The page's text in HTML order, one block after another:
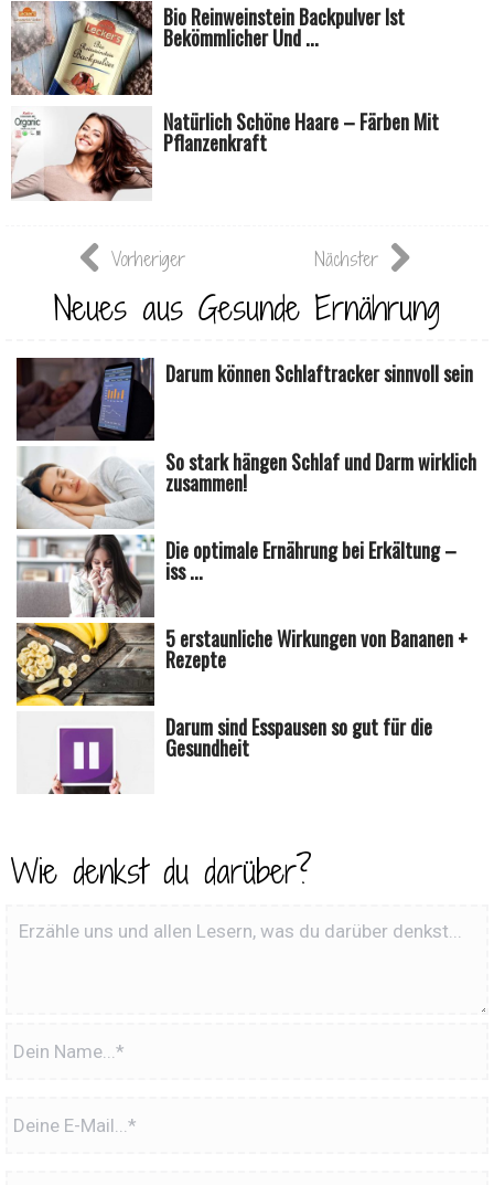
Bio Reinweinstein Backpulver Ist
Bekömmlicher Und ...
Natürlich Schöne Haare – Färben Mit
Pflanzenkraft
Vorheriger Nächster
Neues aus Gesunde Ernährung
Darum können Schlaftracker sinnvoll sein
So stark hängen Schlaf und Darm wirklich
zusammen!
Die optimale Ernährung bei Erkältung –
iss ...
5 erstaunliche Wirkungen von Bananen +
Rezepte
Darum sind Esspausen so gut für die
Gesundheit
Wie denkst du darüber?